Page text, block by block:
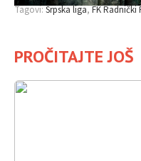
Tagovi:Srpska liga FK Radnički
PROČITAJTE JOŠ